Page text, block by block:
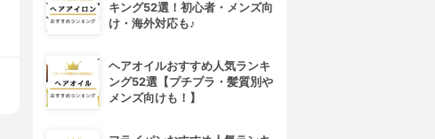
キング52選！初心者・メンズ向
け・海外対応も♪
ヘアオイルおすすめ人気ランキ
ング52選【プチプラ・髪質別や
メンズ向けも！】